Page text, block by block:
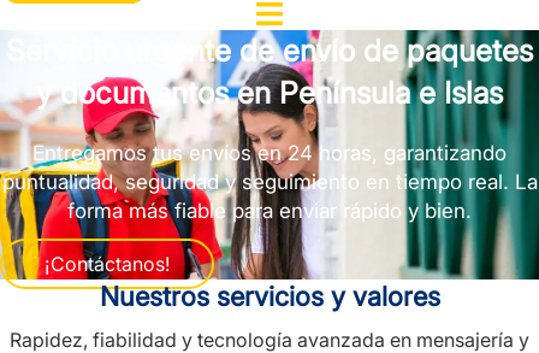
Servicio urgente de envío de paquetes
y documentos en Península e Islas
Entregamos tus envíos en 24 horas, garantizando
puntualidad, seguridad y seguimiento en tiempo real. La
forma más fiable para enviar rápido y bien.
¡Contáctanos!
Nuestros servicios y valores
Rapidez, fiabilidad y tecnología avanzada en mensajería y